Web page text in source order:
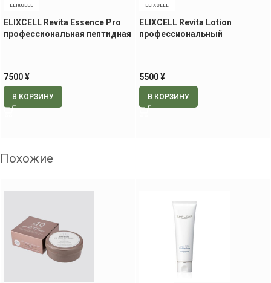
ELIXCELL
ELIXCELL Revita Essence Pro
профессиональная пептидная
7500¥
В КОРЗИНУ
ELIXCELL
ELIXCELL Revita Lotion
профессиональный
5500¥
В КОРЗИНУ
Похожие